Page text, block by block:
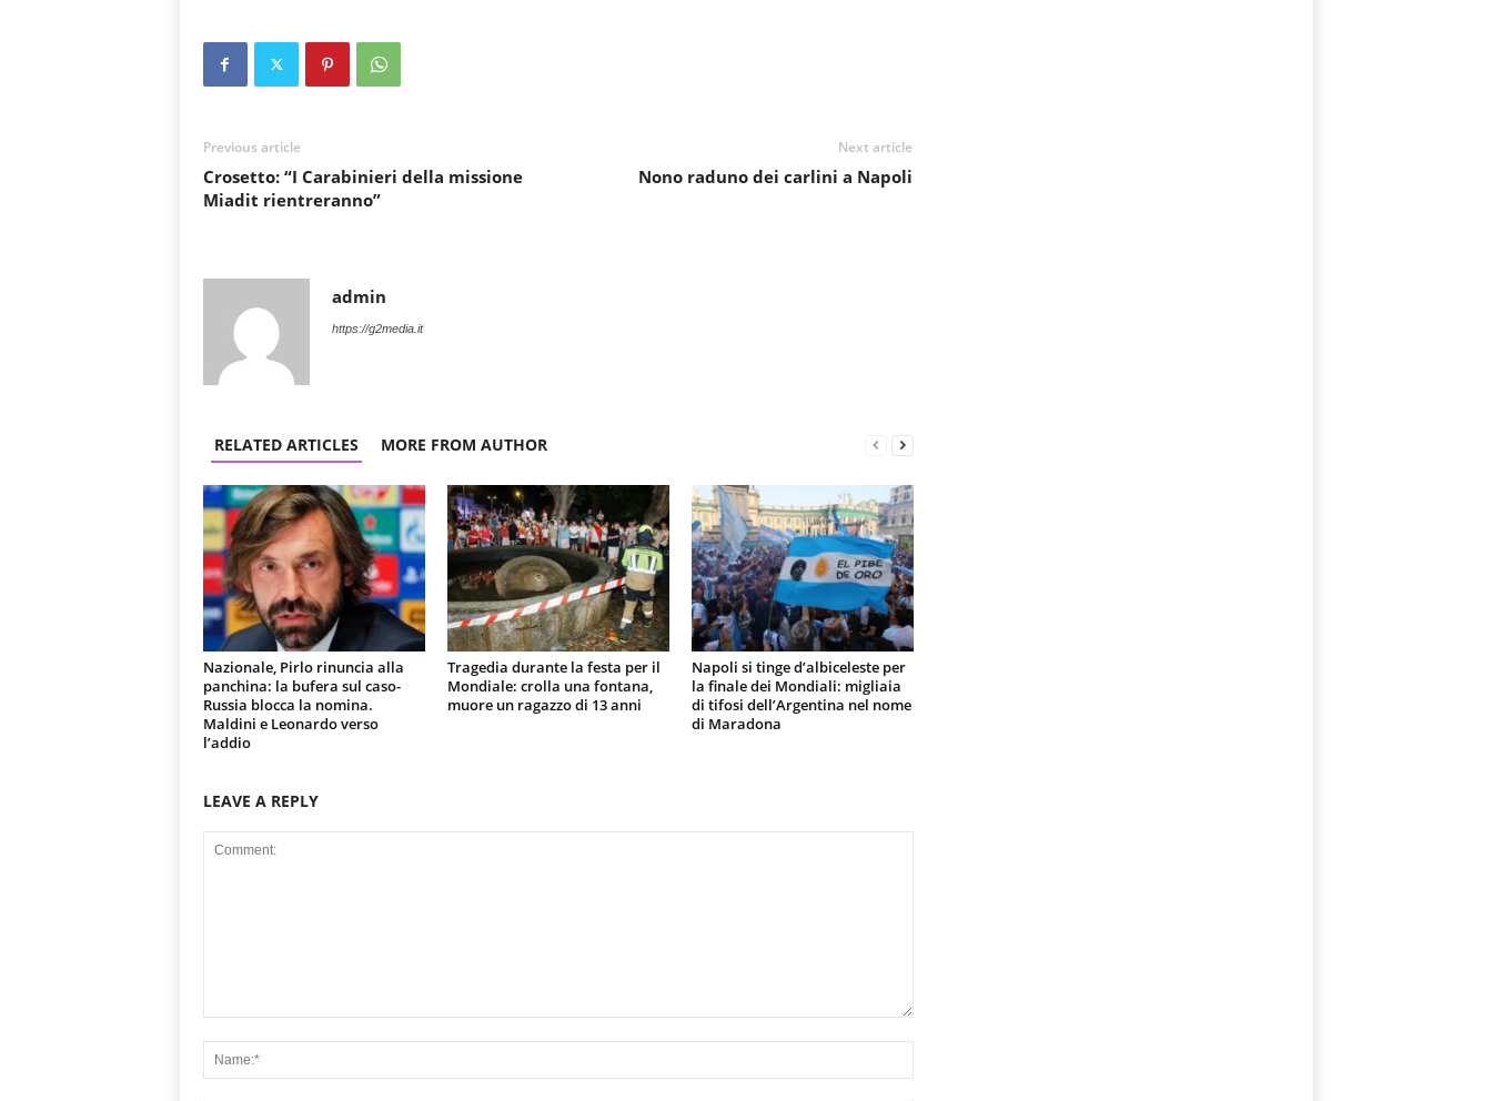
Previous article
Crosetto: “I Carabinieri della missione
Miadit rientreranno”
Next article
Nono raduno dei carlini a Napoli
admin
https://g2media.it
RELATED ARTICLES MORE FROM AUTHOR
Nazionale, Pirlo rinuncia alla
panchina: la bufera sul caso-
Russia blocca la nomina.
Maldini e Leonardo verso
l’addio
Tragedia durante la festa per il
Mondiale: crolla una fontana,
muore un ragazzo di 13 anni
Napoli si tinge d’albiceleste per
la finale dei Mondiali: migliaia
di tifosi dell’Argentina nel nome
di Maradona
LEAVE A REPLY